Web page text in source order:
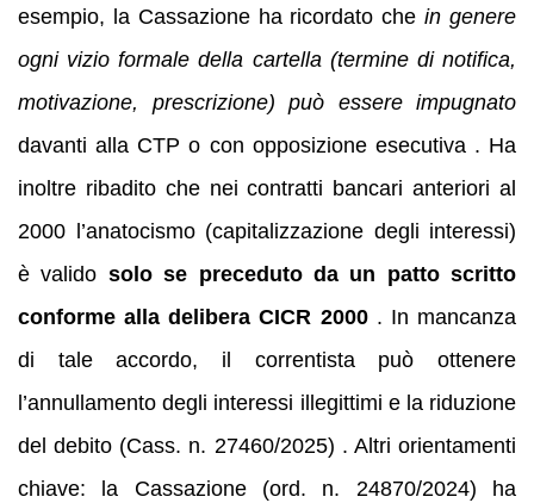
esempio, la Cassazione ha ricordato chein genere
ogni vizio formale della cartella (termine di notifica,
motivazione, prescrizione) può essere impugnato
davanti alla CTP o con opposizione esecutiva . Ha
inoltre ribadito che nei contratti bancari anteriori al
2000 l’anatocismo (capitalizzazione degli interessi)
è valido solo se preceduto da un patto scritto
conforme alla delibera CICR 2000. In mancanza
di tale accordo, il correntista può ottenere
l’annullamento degli interessi illegittimi e la riduzione
del debito (Cass. n. 27460/2025) . Altri orientamenti
chiave: la Cassazione (ord. n. 24870/2024) ha